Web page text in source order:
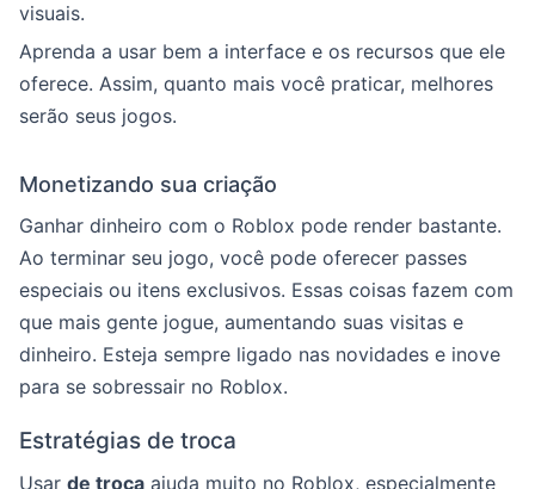
visuais.
Aprenda a usar bem a interface e os recursos que ele
oferece. Assim, quanto mais você praticar, melhores
serão seus jogos.
Monetizando sua criação
Ganhar dinheiro com o Roblox pode render bastante.
Ao terminar seu jogo, você pode oferecer passes
especiais ou itens exclusivos. Essas coisas fazem com
que mais gente jogue, aumentando suas visitas e
dinheiro. Esteja sempre ligado nas novidades e inove
para se sobressair no Roblox.
Estratégias de troca
Usar de troca ajuda muito no Roblox, especialmente